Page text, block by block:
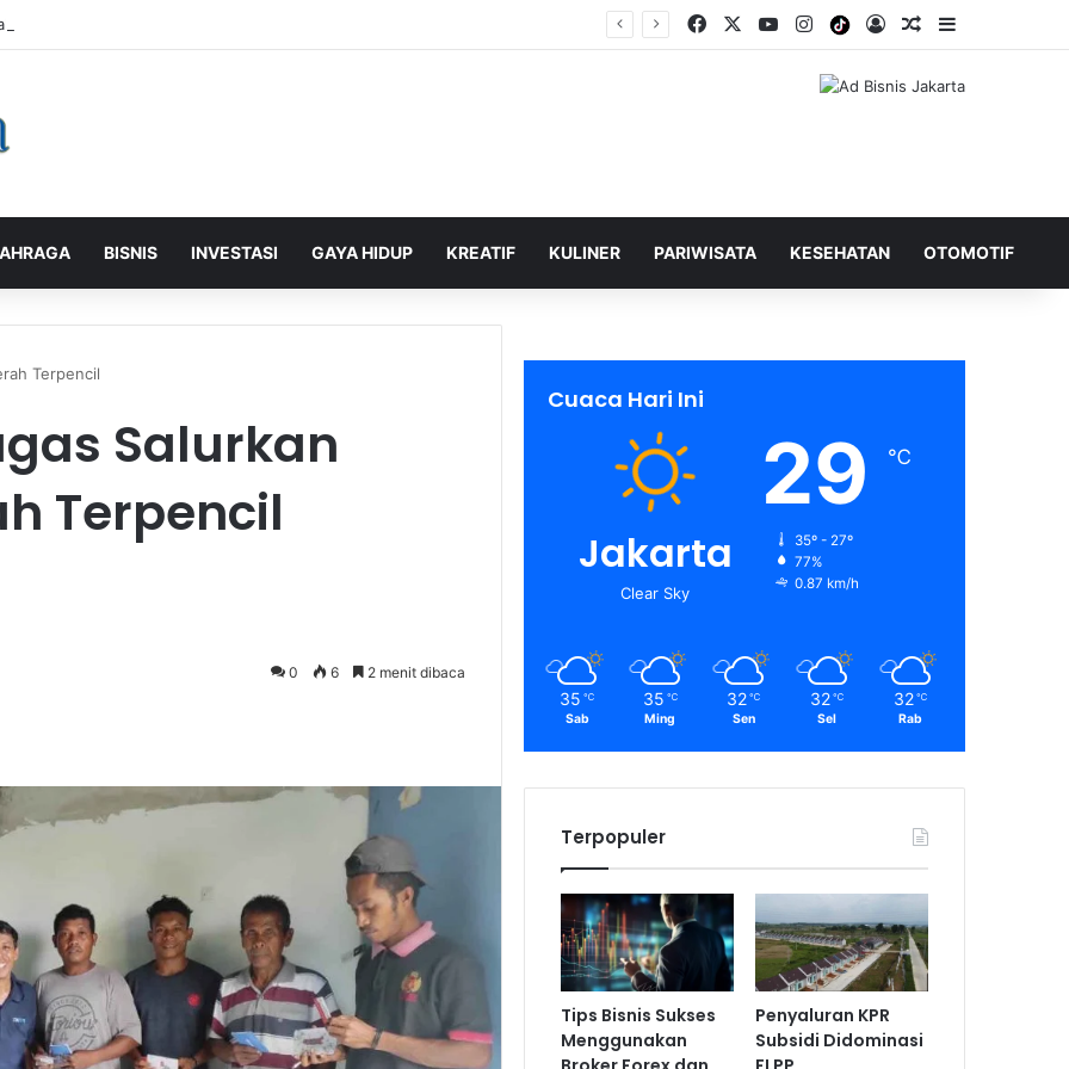
Pelanggan, PLN Icon Plus Sabet Tiga Penghargaan CCW 2026 Facebook YouTubeInstagramTiktokLog InShuffle Berita
BISNIS INVESTASI GAYA HIDUP KREATIF KULINER PARIWISATA KESEHATAN OTOMOTIF
Terpencil
Salurkan
Terpencil
0 6 2 menit dibaca
Cuaca Hari Ini
Jakarta
Clear Sky
29 ℃
35º - 27º
77%
0.87 km/h
35 ℃
Sab
35 ℃
Ming
32 ℃
Sen
32 ℃
Sel
32 ℃
Rab
Terpopuler
Tips Bisnis Sukses
Menggunakan
Penyaluran KPR
Subsidi Didominasi